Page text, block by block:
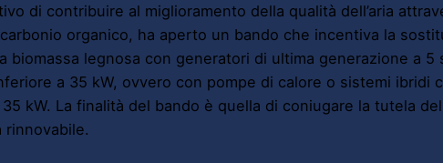
di contribuire al miglioramento della qualità dell’aria
organico, ha aperto un bando che incentiva la
biomassa legnosa con generatori di ultima generazione a
a 35 kW, ovvero con pompe di calore o sistemi ibridi
kW. La finalità del bando è quella di coniugare la tutela
rinnovabile.